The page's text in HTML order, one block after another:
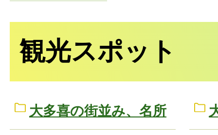
観光スポット
大多喜の街並み、名所